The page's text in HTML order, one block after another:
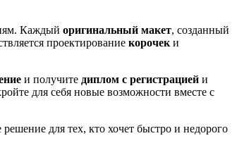
Каждый оригинальный макет, созданный
проектирование корочек и
и получите диплом с регистрацией и
для себя новые возможности вместе с
для тех, кто хочет быстро и недорого